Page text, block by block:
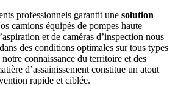
professionnels garantit une solution
camions équipés de pompes haute
et de caméras d’inspection nous
des conditions optimales sur tous types
connaissance du territoire et des
d’assainissement constitue un atout
rapide et ciblée.